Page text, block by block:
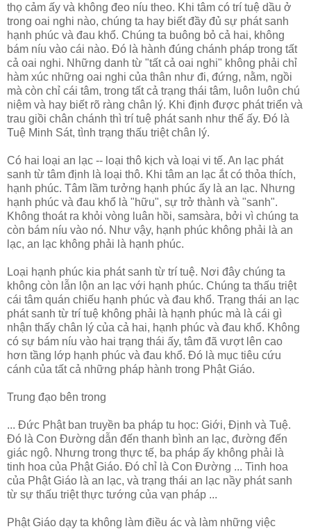
thọ cảm ấy và không đeo níu theo. Khi tâm có trí tuệ dầu ở
trong oai nghi nào, chúng ta hay biết đầy đủ sự phát sanh
hạnh phúc và đau khổ. Chúng ta buông bỏ cả hai, không
bám níu vào cái nào. Đó là hành đúng chánh pháp trong tất
cả oai nghi. Những danh từ "tất cả oai nghi" không phải chỉ
hàm xúc những oai nghi của thân như đi, đứng, nằm, ngồi
mà còn chỉ cái tâm, trong tất cả trạng thái tâm, luôn luôn chú
niệm và hay biết rõ ràng chân lý. Khi định được phát triển và
trau giồi chân chánh thì trí tuệ phát sanh như thế ấy. Đó là
Tuệ Minh Sát, tình trạng thấu triệt chân lý.
Có hai loại an lạc -- loại thô kịch và loại vi tế. An lạc phát
sanh từ tâm định là loại thô. Khi tâm an lạc ắt có thỏa thích,
hạnh phúc. Tâm lầm tưởng hạnh phúc ấy là an lạc. Nhưng
hạnh phúc và đau khổ là "hữu", sự trở thành và "sanh".
Không thoát ra khỏi vòng luân hồi, samsàra, bởi vì chúng ta
còn bám níu vào nó. Như vậy, hạnh phúc không phải là an
lạc, an lạc không phải là hạnh phúc.
Loại hạnh phúc kia phát sanh từ trí tuệ. Nơi đây chúng ta
không còn lẫn lộn an lạc với hạnh phúc. Chúng ta thấu triệt
cái tâm quán chiếu hạnh phúc và đau khổ. Trạng thái an lạc
phát sanh từ trí tuệ không phải là hạnh phúc mà là cái gì
nhận thấy chân lý của cả hai, hạnh phúc và đau khổ. Không
có sự bám níu vào hai trạng thái ấy, tâm đã vượt lên cao
hơn tầng lớp hạnh phúc và đau khổ. Đó là mục tiêu cứu
cánh của tất cả những pháp hành trong Phật Giáo.
Trung đạo bên trong
... Đức Phật ban truyền ba pháp tu học: Giới, Định và Tuệ.
Đó là Con Đường dẫn đến thanh bình an lạc, đường đến
giác ngộ. Nhưng trong thực tế, ba pháp ấy không phải là
tinh hoa của Phật Giáo. Đó chỉ là Con Đường ... Tinh hoa
của Phật Giáo là an lạc, và trạng thái an lạc nầy phát sanh
từ sự thấu triệt thực tướng của vạn pháp ...
Phật Giáo dạy ta không làm điều ác và làm những việc